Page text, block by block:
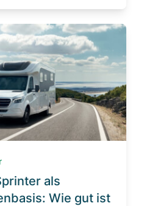
als
Wie gut ist